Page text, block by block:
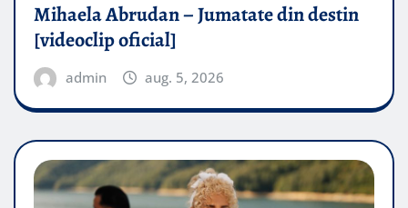
Mihaela Abrudan – Jumatate din destin
[videoclip oficial]
admin aug. 5, 2026